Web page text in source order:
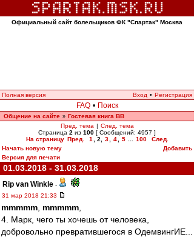
Официальный сайт болельщиков ФК "Спартак" Москва
Полная версия Вход • Регистрация
FAQ • Поиск
Общение на сайте » Гостевая книга ВВ
Пред. тема | След. тема
Страница 2 из 100 [ Сообщений: 4957 ]
На страницу Пред. 1 2 3 4 5 100
След.
Начать новую тему
Добавить
Версия для печати
01.03.2018 - 31.03.2018
Rip van Winkle -
31 мар 2018 21:33
mmmmm mmmmm
4. Марк, чего ты хочешь от человека,
добровольно превратившегося в ОдемвингИЕ...